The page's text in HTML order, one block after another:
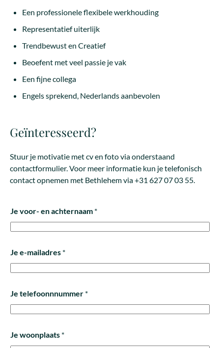
Een professionele flexibele werkhouding
Representatief uiterlijk
Trendbewust en Creatief
Beoefent met veel passie je vak
Een fijne collega
Engels sprekend, Nederlands aanbevolen
Geïnteresseerd?
Stuur je motivatie met cv en foto via onderstaand
contactformulier. Voor meer informatie kun je telefonisch
contact opnemen met Bethlehem via +31 627 07 03 55.
M
v
a
i
v
Je voor- en achternaam *
Je e-mailadres *
Je telefoonnnummer *
Je woonplaats *